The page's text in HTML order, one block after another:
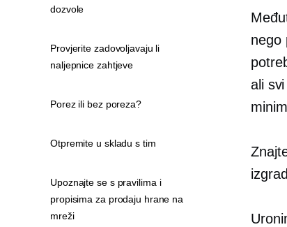
nego
ali
dozvole
Provjerite zadovoljavaju li
naljepnice zahtjeve
Porez ili bez poreza?
Otpremite u skladu s tim
Upoznajte se s pravilima i
propisima za prodaju hrane na
mreži